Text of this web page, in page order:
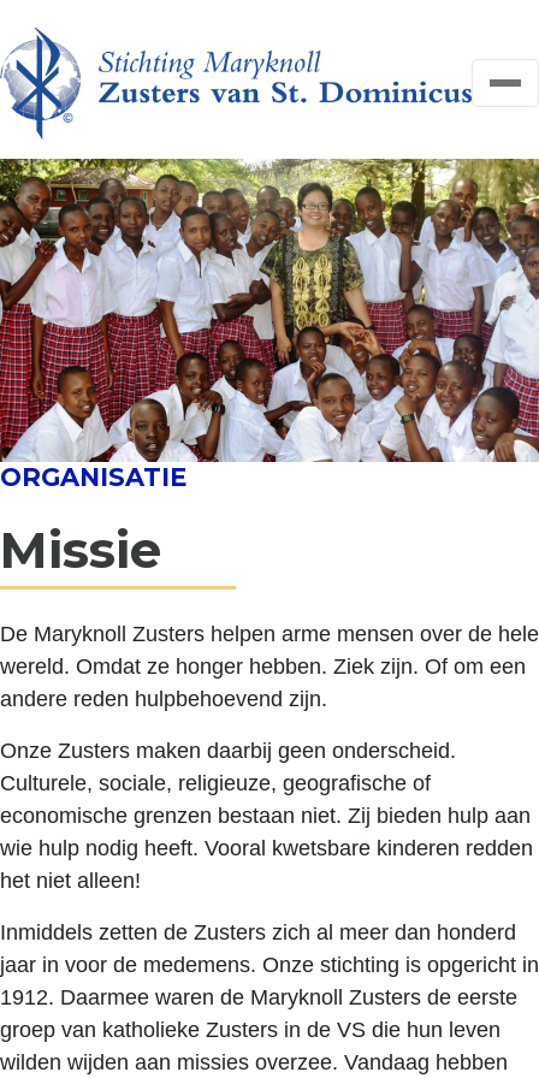
OVER ONS
NIEUWS
HELP MEE
FAQ
CONTACT
Search
for:
Zoeken
Search
DONEER
ORGANISATIE
Missie
De Maryknoll Zusters helpen arme mensen over de hele
wereld. Omdat ze honger hebben. Ziek zijn. Of om een
andere reden hulpbehoevend zijn.
Onze Zusters maken daarbij geen onderscheid.
Culturele, sociale, religieuze, geografische of
economische grenzen bestaan niet. Zij bieden hulp aan
wie hulp nodig heeft. Vooral kwetsbare kinderen redden
het niet alleen!
Inmiddels zetten de Zusters zich al meer dan honderd
jaar in voor de medemens. Onze stichting is opgericht in
1912. Daarmee waren de Maryknoll Zusters de eerste
groep van katholieke Zusters in de VS die hun leven
wilden wijden aan missies overzee. Vandaag hebben